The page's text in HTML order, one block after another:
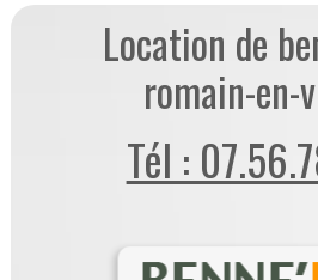
Location de
romain-en-
Tél :